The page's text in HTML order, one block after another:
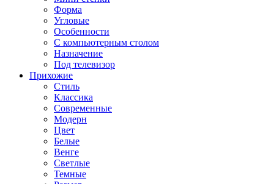
Форма
Угловые
Особенности
С компьютерным столом
Назначение
Под телевизор
Прихожие
Стиль
Классика
Современные
Модерн
Цвет
Белые
Венге
Светлые
Темные